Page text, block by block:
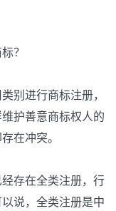
？
进行商标注册，
护善意商标权人的
在冲突。
存在全类注册，行
说，全类注册是中